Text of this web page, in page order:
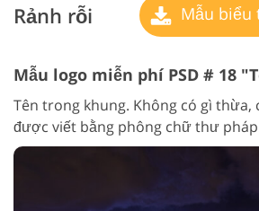
Rảnh rỗi Mẫu biểu
Tên trong khung. Không có gì thừa,
được viết bằng phông chữ thư